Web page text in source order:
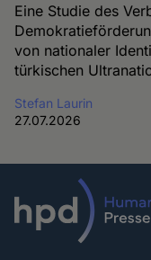
Eine Studie des
von nationaler
türkischen
Stefan Laurin
27.07.2026